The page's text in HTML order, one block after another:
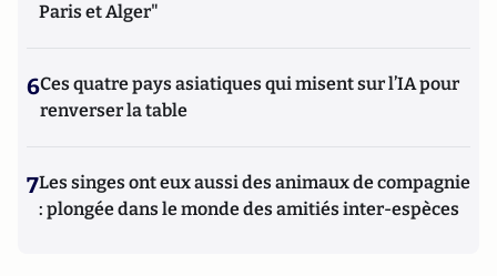
Paris et Alger"
6Ces quatre pays asiatiques qui misent sur l’IA pour
renverser la table
7Les singes ont eux aussi des animaux de compagnie
: plongée dans le monde des amitiés inter-espèces